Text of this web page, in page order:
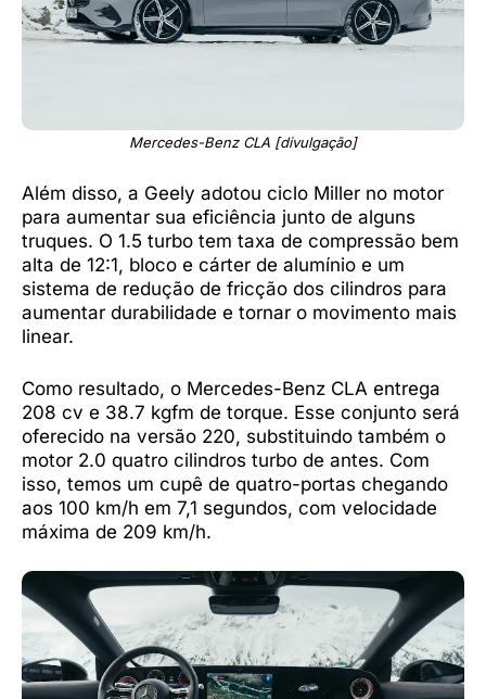
Mercedes-Benz CLA [divulgação]
Além disso, a Geely adotou ciclo Miller no motor
para aumentar sua eficiência junto de alguns
truques. O 1.5 turbo tem taxa de compressão bem
alta de 12:1, bloco e cárter de alumínio e um
sistema de redução de fricção dos cilindros para
aumentar durabilidade e tornar o movimento mais
linear.
Como resultado, o Mercedes-Benz CLA entrega
208 cv e 38.7 kgfm de torque. Esse conjunto será
oferecido na versão 220, substituindo também o
motor 2.0 quatro cilindros turbo de antes. Com
isso, temos um cupê de quatro-portas chegando
aos 100 km/h em 7,1 segundos, com velocidade
máxima de 209 km/h.